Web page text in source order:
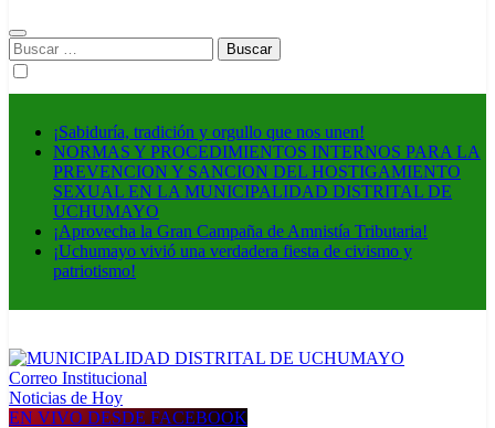
Buscar:
¡Sabiduría, tradición y orgullo que nos unen!
NORMAS Y PROCEDIMIENTOS INTERNOS PARA LA
PREVENCION Y SANCION DEL HOSTIGAMIENTO
SEXUAL EN LA MUNICIPALIDAD DISTRITAL DE
UCHUMAYO
¡Aprovecha la Gran Campaña de Amnistía Tributaria!
¡Uchumayo vivió una verdadera fiesta de civismo y
patriotismo!
MUNICIPALIDAD DISTRITAL DE UCHUMAYO
Construyendo una nueva Historia
Correo Institucional
Noticias de Hoy
EN VIVO DESDE FACEBOOK